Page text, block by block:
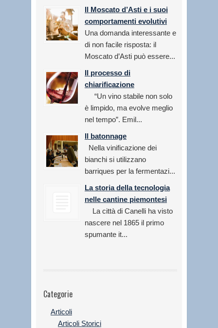
Il Moscato d’Asti e i suoi
comportamenti evolutivi
Una domanda interessante e
di non facile risposta: il
Moscato d’Asti può essere...
Il processo di
chiarificazione
“Un vino stabile non solo
è limpido, ma evolve meglio
nel tempo”. Emil...
Il batonnage
Nella vinificazione dei
bianchi si utilizzano
barriques per la fermentazi...
La storia della tecnologia
nelle cantine piemontesi
La città di Canelli ha visto
nascere nel 1865 il primo
spumante it...
Categorie
Articoli
Articoli Storici